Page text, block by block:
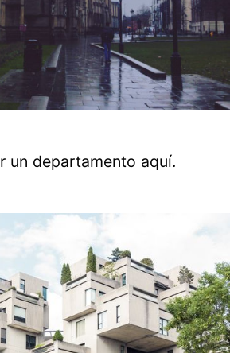
un departamento aquí.